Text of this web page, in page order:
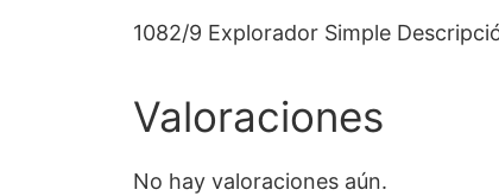
1082/9 Explorador Simple
Valoraciones
No hay valoraciones aún.